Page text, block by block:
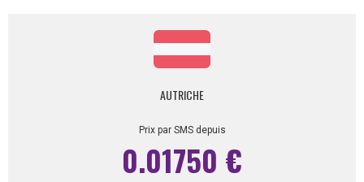
AUTRICHE
Prix par SMS depuis
0.01750 €